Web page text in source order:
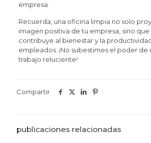
empresa.
Recuerda, una oficina limpia no solo
imagen positiva de tu empresa, sino
contribuye al bienestar y la
empleados. ¡No subestimes el poder de
trabajo reluciente!
Compartir
publicaciones relacionadas